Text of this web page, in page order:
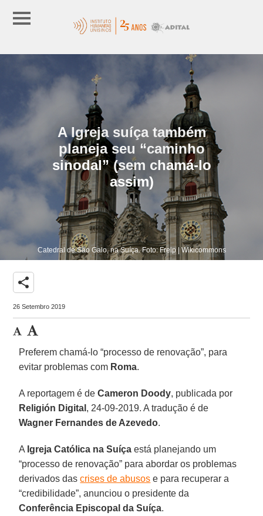
A Igreja suíça também
planeja seu “caminho
sinodal” (sem chamá-lo
assim)
Catedral de São Galo, na Suíça. Foto: Freip | Wikicommons
share
26 Setembro 2019
Preferem chamá-lo “processo de renovação”, para
evitar problemas com Roma.
A reportagem é deCameron Doody, publicada por
Religión Digital , 24-09-2019. A tradução é de
Wagner Fernandes de Azevedo.
A Igreja Católica na Suíça está planejando um
“processo de renovação” para abordar os problemas
derivados dascrises de abusos e para recuperar a
“credibilidade”, anunciou o presidente da
Conferência Episcopal da Suíça.